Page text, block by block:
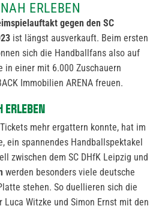
ERLEBEN
gegen den SC
ist längst ausverkauft. Beim ersten
sich die Handballfans also auf
in einer mit 6.000 Zuschauern
Immobilien ARENA freuen.
mehr ergattern konnte, hat im
ein spannendes Handballspektakel
zwischen dem SC DHfK Leipzig und
werden besonders viele deutsche
stehen. So duellieren sich die
Luca Witzke und Simon Ernst mit den